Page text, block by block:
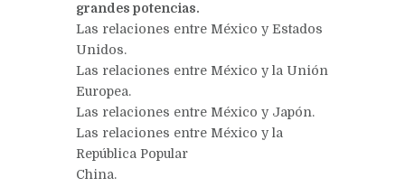
grandes potencias.
Las relaciones entre México y Estados
Unidos.
Las relaciones entre México y la Unión
Europea.
Las relaciones entre México y Japón.
Las relaciones entre México y la
República Popular
China.